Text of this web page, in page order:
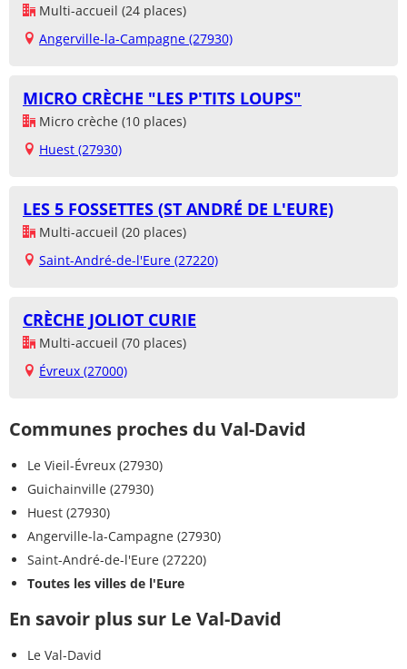
Multi-accueil (24 places)
Angerville-la-Campagne (27930)
MICRO CRÈCHE "LES P'TITS LOUPS"
Micro crèche (10 places)
Huest (27930)
LES 5 FOSSETTES (ST ANDRÉ DE L'EURE)
Multi-accueil (20 places)
Saint-André-de-l'Eure (27220)
CRÈCHE JOLIOT CURIE
Multi-accueil (70 places)
Évreux (27000)
Communes proches du Val-David
Le Vieil-Évreux (27930)
Guichainville (27930)
Huest (27930)
Angerville-la-Campagne (27930)
Saint-André-de-l'Eure (27220)
Toutes les villes de l'Eure
En savoir plus sur Le Val-David
Le Val-David